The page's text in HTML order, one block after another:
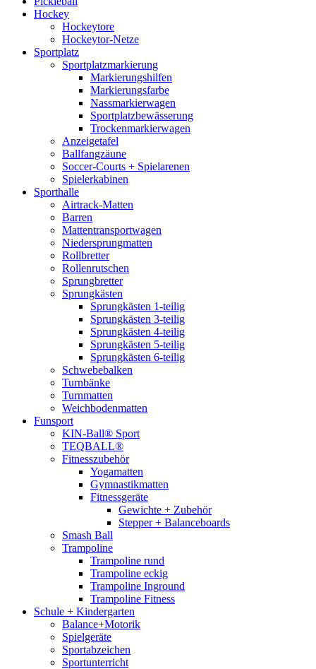
Hockey
Hockeytore
Hockeytor-Netze
Sportplatz
Sportplatzmarkierung
Markierungshilfen
Markierungsfarbe
Nassmarkierwagen
Sportplatzbewässerung
Trockenmarkierwagen
Anzeigetafel
Ballfangzäune
Soccer-Courts + Spielarenen
Spielerkabinen
Sporthalle
Airtrack-Matten
Barren
Mattentransportwagen
Niedersprungmatten
Rollbretter
Rollenrutschen
Sprungbretter
Sprungkästen
Sprungkästen 1-teilig
Sprungkästen 3-teilig
Sprungkästen 4-teilig
Sprungkästen 5-teilig
Sprungkästen 6-teilig
Schwebebalken
Turnbänke
Turnmatten
Weichbodenmatten
Funsport
KIN-Ball® Sport
TEQBALL®
Fitnesszubehör
Yogamatten
Gymnastikmatten
Fitnessgeräte
Gewichte + Zubehör
Stepper + Balanceboards
Smash Ball
Trampoline
Trampoline rund
Trampoline eckig
Trampoline Inground
Trampoline Fitness
Schule + Kindergarten
Balance+Motorik
Spielgeräte
Sportabzeichen
Sportunterricht